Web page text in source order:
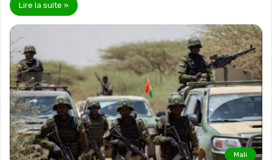
Lire la suite »
Mali